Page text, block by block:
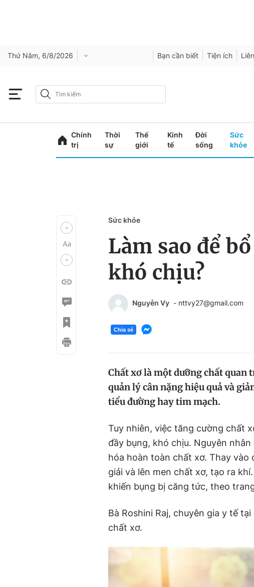
Thứ Năm, 6/8/2026 Bạn cần biết Tiện ích
Chính
trị
Thời
sự
Thế
giới
Kinh
tế
Đời
sống
Sức
khỏe
Sức khỏe
Làm sao để
khó chịu?
Nguyễn Vy - nttvy27@gmail.com
Chia sẻ
Chất xơ là một dưỡng chất quan
quản lý cân nặng hiệu quả và
tiểu đường hay tim mạch.
Tuy nhiên, việc tăng cường chất
đầy bụng, khó chịu. Nguyên
hóa hoàn toàn chất xơ. Thay
giải và lên men chất xơ, tạo ra
khiến bụng bị căng tức, theo
Bà Roshini Raj, chuyên gia y tế
chất xơ.